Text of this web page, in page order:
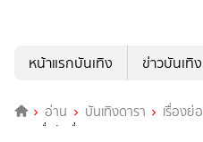
หน้าแรกบันเทิง
ข่าวบันเทิง
อ่าน บันเทิงดารา เรื่องย่อ
เซน...สื่อรักสื่อวิญญาณ